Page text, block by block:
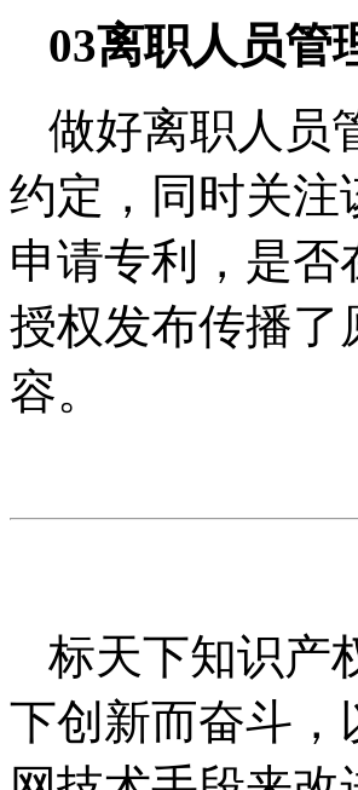
03离职人员管
做好离职人员
约定，同时关注
申请专利，是
授权发布传播了
容。
标天下知识产
下创新而奋斗，